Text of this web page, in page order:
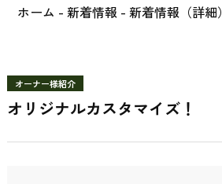
ホーム - 新着情報- 新着情報（詳細）
オーナー様紹介
オリジナルカスタマイズ！